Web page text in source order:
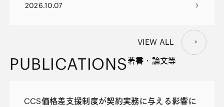
会の運営や社外取締役・監査役会等の評価の実
2026.10.07
VIEW ALL
PUBLICATIONS著書・論文等
CCS価格差支援制度が契約実務に与える影響に